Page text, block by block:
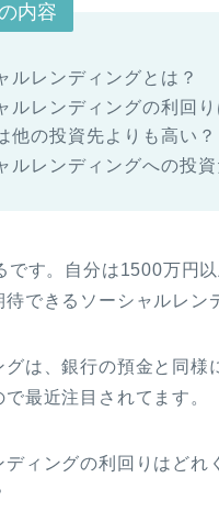
内容
ルレンディングとは？
ルレンディングの利回
他の投資先よりも高い？
ルレンディングへの投
です。自分は1500万円
できるソーシャルレン
グは、銀行の預金と同
最近注目されてます。
ィングの利回りはど